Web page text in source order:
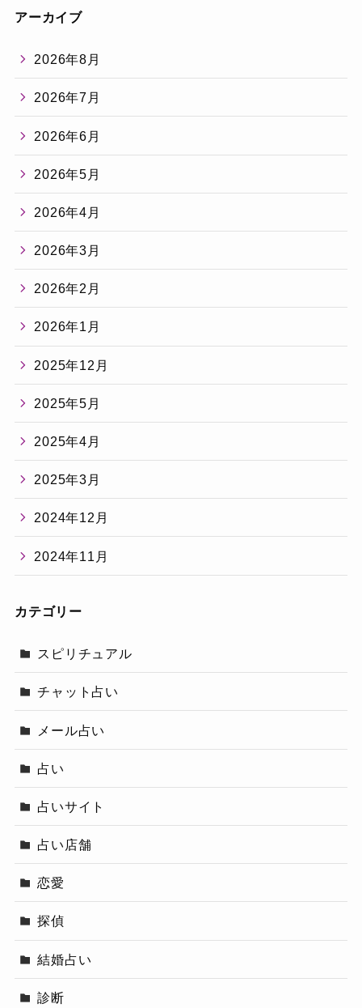
アーカイブ
2026年8月
2026年7月
2026年6月
2026年5月
2026年4月
2026年3月
2026年2月
2026年1月
2025年12月
2025年5月
2025年4月
2025年3月
2024年12月
2024年11月
カテゴリー
スピリチュアル
チャット占い
メール占い
占い
占いサイト
占い店舗
恋愛
探偵
結婚占い
診断